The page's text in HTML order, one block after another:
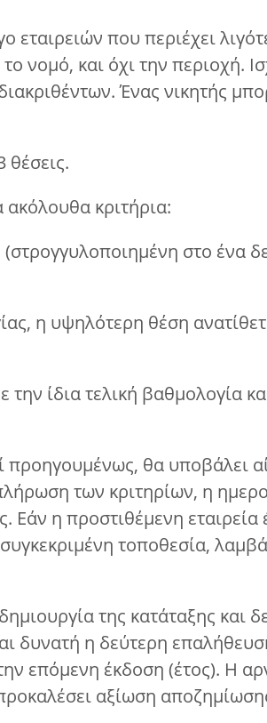
που περιέχει
νομό, και όχι την περιοχή.
Ένας νικητής
θέσεις.
ακόλουθα κριτήρια:
στο ένα
η υψηλότερη θέση
ίδια τελική βαθμολογία
προηγουμένως, θα υποβάλει
των κριτηρίων, η
Εάν η προστιθέμενη εταιρεία
τοποθεσία,
της κατάταξης και
δυνατή η δεύτερη
επόμενη έκδοση (έτος). Η
αξίωση